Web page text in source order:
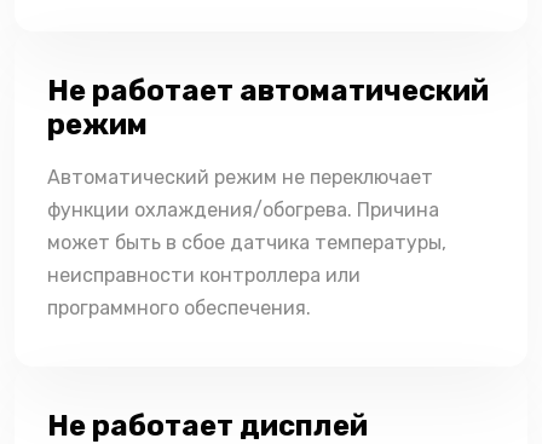
Не работает автоматический
режим
Автоматический режим не переключает
функции охлаждения/обогрева. Причина
может быть в сбое датчика температуры,
неисправности контроллера или
программного обеспечения.
Не работает дисплей